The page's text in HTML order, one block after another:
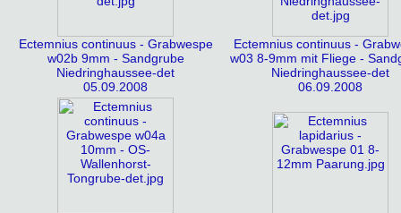
Ectemnius continuus - Grabwespe
w02b 9mm - Sandgrube
Niedringhaussee-det
05.09.2008
Ectemnius continuus -
w03 8-9mm mit Fliege -
Niedringhaussee-det
06.09.2008